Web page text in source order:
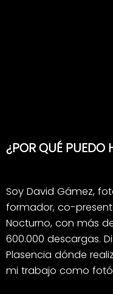
¿POR QUÉ PUEDO
Soy David Gámez,
formador, co-
Nocturno, con más
600.000 descargas.
Plasencia dónde
mi trabajo como